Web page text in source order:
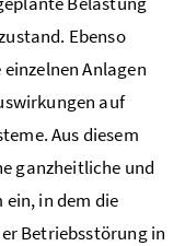
Ebenso
Anlagen
auf
Aus diesem
ganzheitliche und
ein, in dem die
Betriebsstörung in